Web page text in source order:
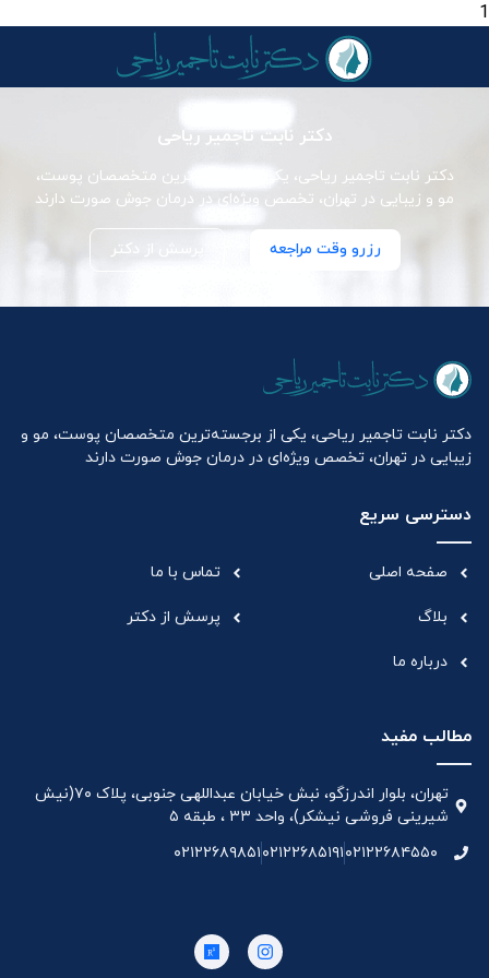
1
دکتر نابت تاجمیر ریاحی
دکتر نابت تاجمیر ریاحی، یکی از برجسته‌ترین متخصصان پوست،
مو و زیبایی در تهران، تخصص ویژه‌ای در درمان جوش صورت دارند
رزرو وقت مراجعه پرسش از دکتر
دکتر نابت تاجمیر ریاحی، یکی از برجسته‌ترین متخصصان پوست، مو و
زیبایی در تهران، تخصص ویژه‌ای در درمان جوش صورت دارند
دسترسی سریع
صفحه اصلی
بلاگ
درباره ما
تماس با ما
پرسش از دکتر
مطالب مفید
تهران، بلوار اندرزگو، نبش خیابان عبداللهی جنوبی، پلاک ۷۰(نیش
شیرینی فروشی نیشکر)، واحد ۳۳ ، طبقه ۵
۰۲۱۲۲۶۸۴۵۵۰۰۲۱۲۲۶۸۵۱۹۱۰۲۱۲۲۶۸۹۸۵۱